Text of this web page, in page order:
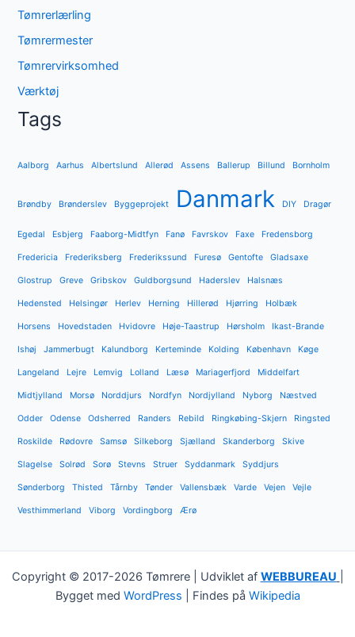
Tømrerlærling
Tømrermester
Tømrervirksomhed
Værktøj
Tags
Aalborg Aarhus Albertslund Allerød Assens Ballerup Billund Bornholm
Brøndby Brønderslev Byggeprojekt Danmark DIY Dragør
Egedal Esbjerg Faaborg-Midtfyn Fanø Favrskov Faxe Fredensborg
Fredericia Frederiksberg Frederikssund Furesø Gentofte Gladsaxe
Glostrup Greve Gribskov Guldborgsund Haderslev Halsnæs
Hedensted Helsingør Herlev Herning Hillerød Hjørring Holbæk
Horsens Hovedstaden Hvidovre Høje-Taastrup Hørsholm Ikast-Brande
Ishøj Jammerbugt Kalundborg Kerteminde Kolding København Køge
Langeland Lejre Lemvig Lolland Læsø Mariagerfjord Middelfart
Midtjylland Morsø Norddjurs Nordfyn Nordjylland Nyborg Næstved
Odder Odense Odsherred Randers Rebild Ringkøbing-Skjern Ringsted
Roskilde Rødovre Samsø Silkeborg Sjælland Skanderborg Skive
Slagelse Solrød Sorø Stevns Struer Syddanmark Syddjurs
Sønderborg Thisted Tårnby Tønder Vallensbæk Varde Vejen Vejle
Vesthimmerland Viborg Vordingborg Ærø
Copyright © 2017-2026 Tømrere | Udviklet af WEBBUREAU
Bygget med WordPress | Findes på Wikipedia